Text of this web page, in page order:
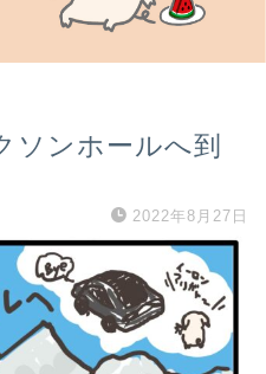
ソンホールへ到
2022年8月27日